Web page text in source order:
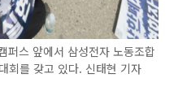
스 앞에서 삼성전자 노동조합
회를 갖고 있다. 신태현 기자